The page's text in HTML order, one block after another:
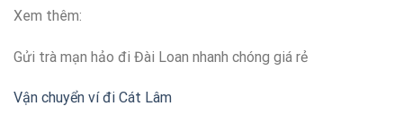
Xem thêm:
Gửi trà mạn hảo đi Đài Loan nhanh chóng giá rẻ
Vận chuyển ví đi Cát Lâm